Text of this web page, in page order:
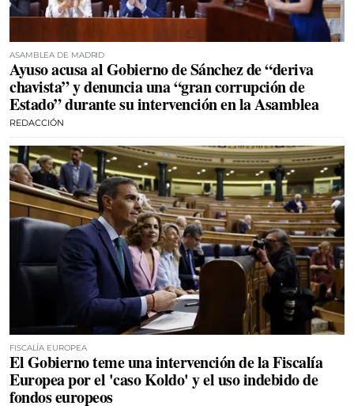
ASAMBLEA DE MADRID
Ayuso acusa al Gobierno de Sánchez de “deriva
chavista” y denuncia una “gran corrupción de
Estado” durante su intervención en la Asamblea
REDACCIÓN
FISCALÍA EUROPEA
El Gobierno teme una intervención de la Fiscalía
Europea por el 'caso Koldo' y el uso indebido de
fondos europeos